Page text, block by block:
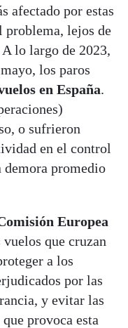
afectado por estas
problema, lejos de
lo largo de 2023,
los paros
en España.
o sufrieron
en el control
demora promedio
Europea
que cruzan
a los
por las
y evitar las
provoca esta